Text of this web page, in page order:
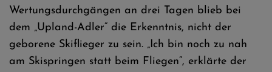
Wertungsdurchgängen an drei Tagen blieb bei
dem „Upland-Adler“ die Erkenntnis, nicht der
geborene Skiflieger zu sein. „Ich bin noch zu nah
am Skispringen statt beim Fliegen“, erklärte der